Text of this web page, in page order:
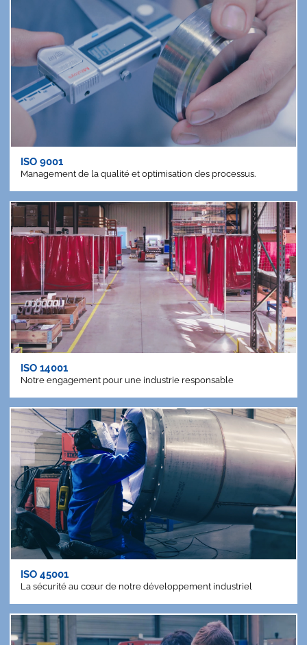
ISO 9001
Management de la qualité et optimisation des processus.
ISO 14001
Notre engagement pour une industrie responsable
ISO 45001
La sécurité au cœur de notre développement industriel